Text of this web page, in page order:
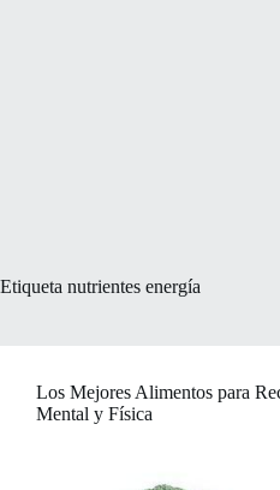
Etiqueta nutrientes energía
Los Mejores Alimentos para
Mental y Física